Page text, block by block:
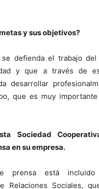
y sus objetivos?
defienda el trabajo
y que a través de
desarrollar
que es muy
Sociedad
en su empresa.
prensa está
Relaciones Sociales,